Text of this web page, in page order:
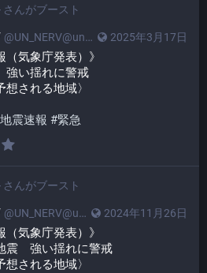
さんがブースト
2025年3月17日
@UN_NERV@unnerv.jp
（気象庁発表）》
強い揺れに警戒
想される地域〉
震速報 #緊急
さんがブースト
2024年11月26日
@UN_NERV@unnerv.jp
（気象庁発表）》
震　強い揺れに警戒
想される地域〉